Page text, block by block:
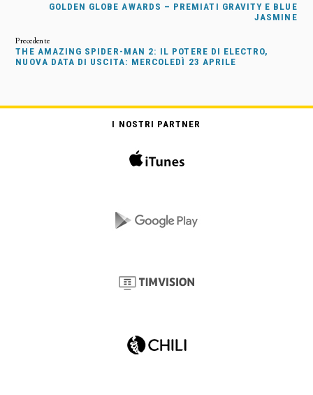
GOLDEN GLOBE AWARDS – PREMIATI GRAVITY E BLUE
JASMINE
THE AMAZING SPIDER-MAN 2: IL POTERE DI ELECTRO,
NUOVA DATA DI USCITA: MERCOLEDÌ 23 APRILE
I NOSTRI PARTNER